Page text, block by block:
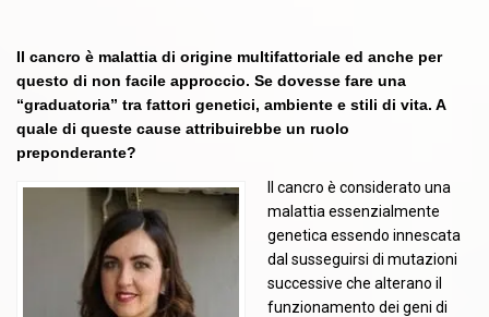
Il cancro è malattia di origine multifattoriale ed anche per
questo di non facile approccio. Se dovesse fare una
“graduatoria” tra fattori genetici, ambiente e stili di vita. A
quale di queste cause attribuirebbe un ruolo
preponderante?
Il cancro è considerato una
malattia essenzialmente
genetica essendo innescata
dal susseguirsi di mutazioni
successive che alterano il
funzionamento dei geni di